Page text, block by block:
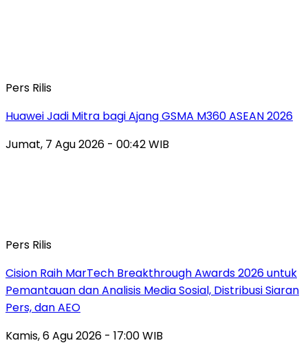
Pers Rilis
Huawei Jadi Mitra bagi Ajang GSMA M360 ASEAN 2026
Jumat, 7 Agu 2026 - 00:42 WIB
Pers Rilis
Cision Raih MarTech Breakthrough Awards 2026 untuk
Pemantauan dan Analisis Media Sosial, Distribusi Siaran
Pers, dan AEO
Kamis, 6 Agu 2026 - 17:00 WIB